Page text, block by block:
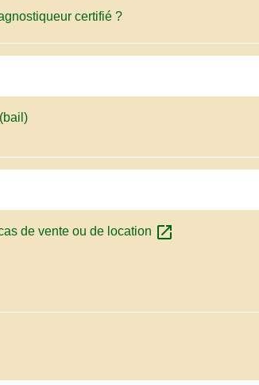
certifié ?
de vente ou de location open_in_new